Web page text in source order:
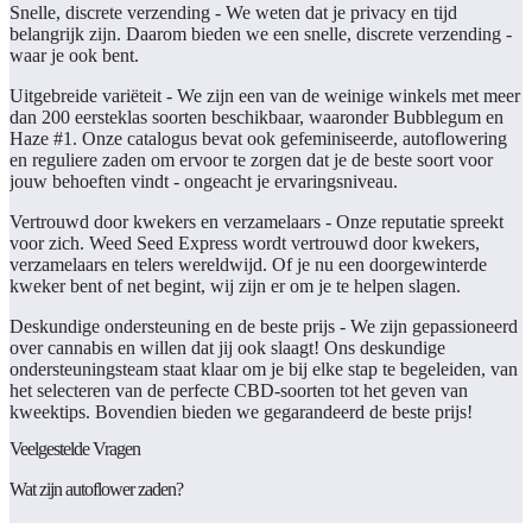
Snelle, discrete verzending - We weten dat je privacy en tijd
belangrijk zijn. Daarom bieden we een snelle, discrete verzending -
waar je ook bent.
Uitgebreide variëteit - We zijn een van de weinige winkels met meer
dan 200 eersteklas soorten beschikbaar, waaronder Bubblegum en
Haze #1. Onze catalogus bevat ook gefeminiseerde, autoflowering
en reguliere zaden om ervoor te zorgen dat je de beste soort voor
jouw behoeften vindt - ongeacht je ervaringsniveau.
Vertrouwd door kwekers en verzamelaars - Onze reputatie spreekt
voor zich. Weed Seed Express wordt vertrouwd door kwekers,
verzamelaars en telers wereldwijd. Of je nu een doorgewinterde
kweker bent of net begint, wij zijn er om je te helpen slagen.
Deskundige ondersteuning en de beste prijs - We zijn gepassioneerd
over cannabis en willen dat jij ook slaagt! Ons deskundige
ondersteuningsteam staat klaar om je bij elke stap te begeleiden, van
het selecteren van de perfecte CBD-soorten tot het geven van
kweektips. Bovendien bieden we gegarandeerd de beste prijs!
Veelgestelde Vragen
Wat zijn autoflower zaden?